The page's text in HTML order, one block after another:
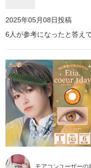
2025年05月08日投稿
6 人が参考になったと答え
モアコンユーザーの